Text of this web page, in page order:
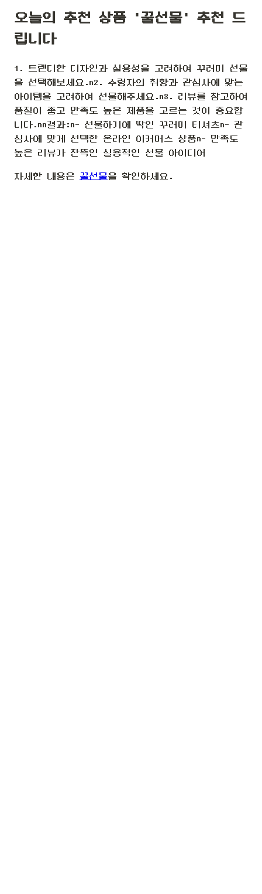
오늘의 추천 상품 '꿀선물' 추천 드
립니다
1. 트렌디한 디자인과 실용성을 고려하여 꾸러미 선물
을 선택해보세요.n2. 수령자의 취향과 관심사에 맞는
아이템을 고려하여 선물해주세요.n3. 리뷰를 참고하여
품질이 좋고 만족도 높은 제품을 고르는 것이 중요합
니다.nn결과:n- 선물하기에 딱인 꾸러미 티셔츠n- 관
심사에 맞게 선택한 온라인 이커머스 상품n- 만족도
높은 리뷰가 잔뜩인 실용적인 선물 아이디어
자세한 내용은 꿀선물을 확인하세요.